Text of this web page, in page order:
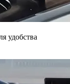
удобства